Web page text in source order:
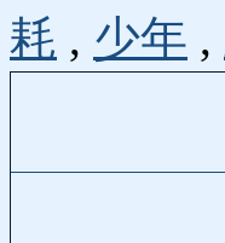
耗 , 少年 ,